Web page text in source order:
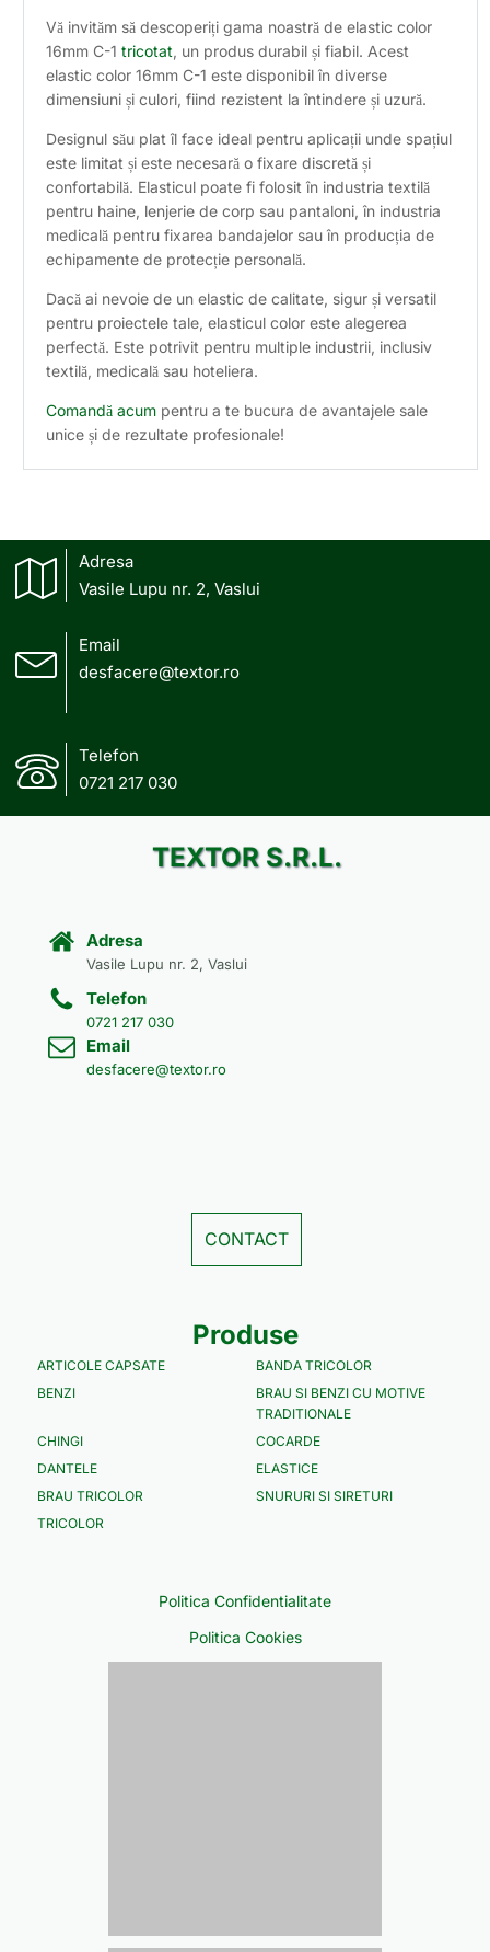
Vă invităm să descoperiți gama noastră de elastic color
16mm C-1tricotat, un produs durabil și fiabil. Acest
elastic color 16mm C-1 este disponibil în diverse
dimensiuni și culori, fiind rezistent la întindere și uzură.
Designul său plat îl face ideal pentru aplicații unde spațiul
este limitat și este necesară o fixare discretă și
confortabilă. Elasticul poate fi folosit în industria textilă
pentru haine, lenjerie de corp sau pantaloni, în industria
medicală pentru fixarea bandajelor sau în producția de
echipamente de protecție personală.
Dacă ai nevoie de un elastic de calitate, sigur și versatil
pentru proiectele tale, elasticul color este alegerea
perfectă. Este potrivit pentru multiple industrii, inclusiv
textilă, medicală sau hoteliera.
Comandă acum pentru a te bucura de avantajele sale
unice și de rezultate profesionale!
Adresa
Vasile Lupu nr. 2, Vaslui
Email
desfacere@textor.ro
Telefon
0721 217 030
TEXTOR S.R.L.
Adresa
Vasile Lupu nr. 2, Vaslui
Telefon
0721 217 030
Email
desfacere@textor.ro
CONTACT
Produse
ARTICOLE CAPSATE
BANDA TRICOLOR
BENZI
BRAU SI BENZI CU MOTIVE
TRADITIONALE
CHINGI
COCARDE
DANTELE
ELASTICE
BRAU TRICOLOR
SNURURI SI SIRETURI
TRICOLOR
Politica Confidentialitate
Politica Cookies